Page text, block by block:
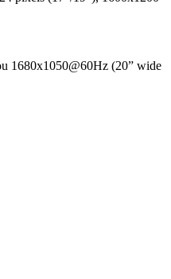
1680x1050@60Hz (20” wide